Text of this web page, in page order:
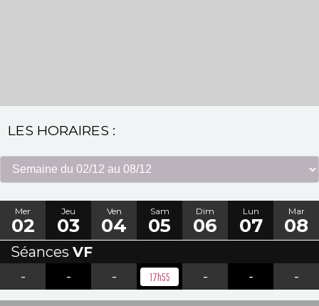
LES HORAIRES :
Mer
02
Jeu
03
Ven
04
Sam
05
Dim
06
Lun
07
Mar
08
Séances VF
-
- - 17h55 - - -